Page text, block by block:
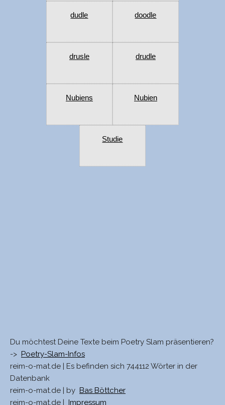
dudle doodle
drusle drudle
Nubiens Nubien
Studie
Du möchtest Deine Texte beim Poetry Slam präsentieren?
-> Poetry-Slam-Infos
reim-o-mat.de | Es befinden sich 744112 Wörter in der
Datenbank
reim-o-mat.de | by Bas Böttcher
reim-o-mat.de |
Impressum